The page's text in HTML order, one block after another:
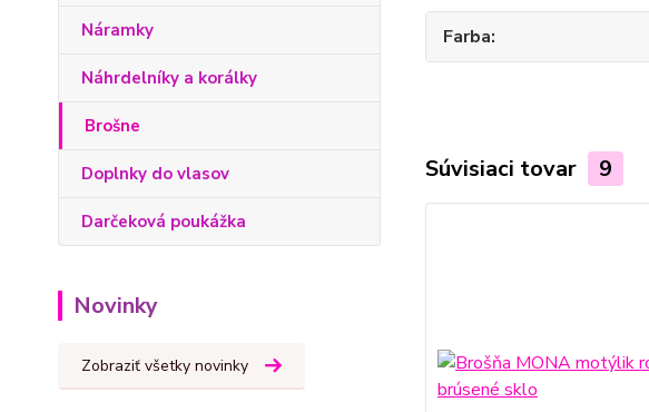
Náramky
Náhrdelníky a korálky
Brošne
Doplnky do vlasov
Darčeková poukážka
Novinky
Zobraziť všetky novinky
Farba
Súvisiaci tovar 9